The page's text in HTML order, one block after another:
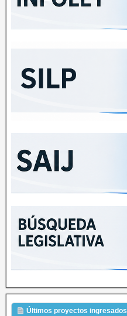
Últimos proyectos ingresados